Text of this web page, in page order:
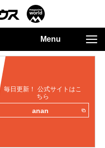
Menu
毎日更新！ 公式サイトはこ
ちら
anan